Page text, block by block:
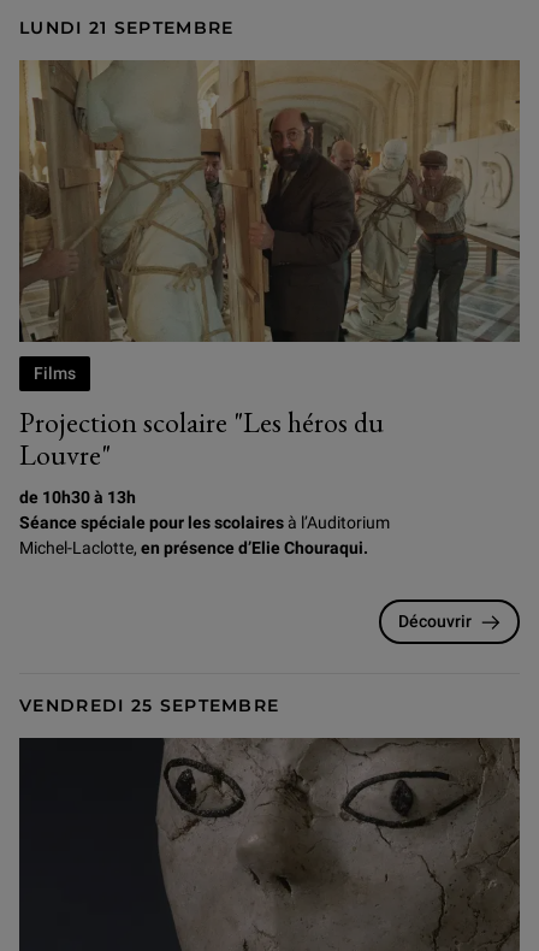
LUNDI 21 SEPTEMBRE
Photogramme du film Les Héros du Louvre, d'Elie Chouraqui
Projection scolaire "Les héros du
Louvre"
Films
de 10h30 à 13h
Séance spéciale pour les scolaires à l’Auditorium
Michel-Laclotte, en présence d’Elie Chouraqui.
Découvrir
VENDREDI 25 SEPTEMBRE